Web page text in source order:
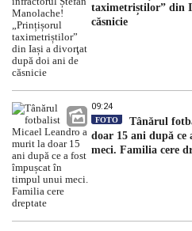
taximetriștilor” din
căsnicie
09:24
FOTO
Tânărul
doar 15 ani după
meci. Familia cere